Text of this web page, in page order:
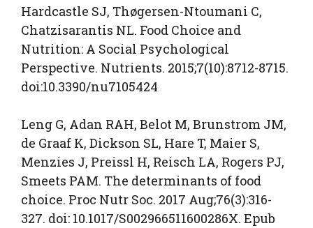
Hardcastle SJ, Thøgersen-Ntoumani C,
Chatzisarantis NL. Food Choice and
Nutrition: A Social Psychological
Perspective. Nutrients. 2015;7(10):8712-8715.
doi:10.3390/nu7105424
Leng G, Adan RAH, Belot M, Brunstrom JM,
de Graaf K, Dickson SL, Hare T, Maier S,
Menzies J, Preissl H, Reisch LA, Rogers PJ,
Smeets PAM. The determinants of food
choice. Proc Nutr Soc. 2017 Aug;76(3):316-
327. doi: 10.1017/S002966511600286X. Epub